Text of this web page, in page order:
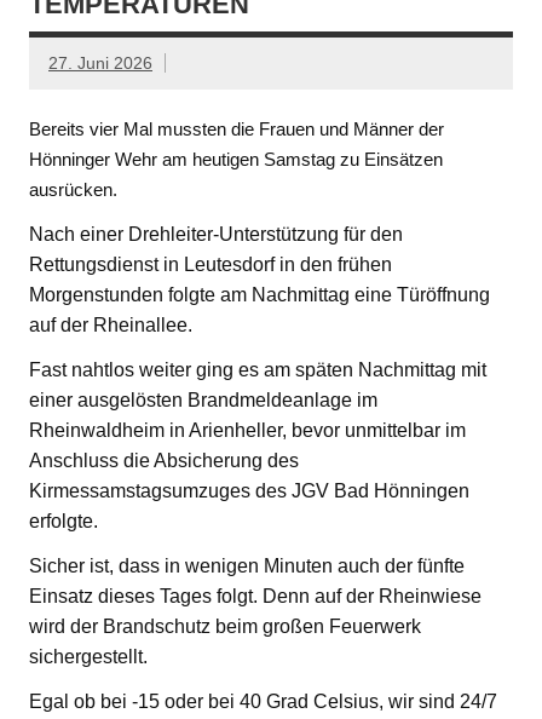
27. Juni 2026
Bereits vier Mal mussten die Frauen und Männer der
Hönninger Wehr am heutigen Samstag zu Einsätzen
ausrücken.
Nach einer Drehleiter-Unterstützung für den
Rettungsdienst in Leutesdorf in den frühen
Morgenstunden folgte am Nachmittag eine Türöffnung
auf der Rheinallee.
Fast nahtlos weiter ging es am späten Nachmittag mit
einer ausgelösten Brandmeldeanlage im
Rheinwaldheim in Arienheller, bevor unmittelbar im
Anschluss die Absicherung des
Kirmessamstagsumzuges des JGV Bad Hönningen
erfolgte.
Sicher ist, dass in wenigen Minuten auch der fünfte
Einsatz dieses Tages folgt. Denn auf der Rheinwiese
wird der Brandschutz beim großen Feuerwerk
sichergestellt.
Egal ob bei -15 oder bei 40 Grad Celsius, wir sind 24/7